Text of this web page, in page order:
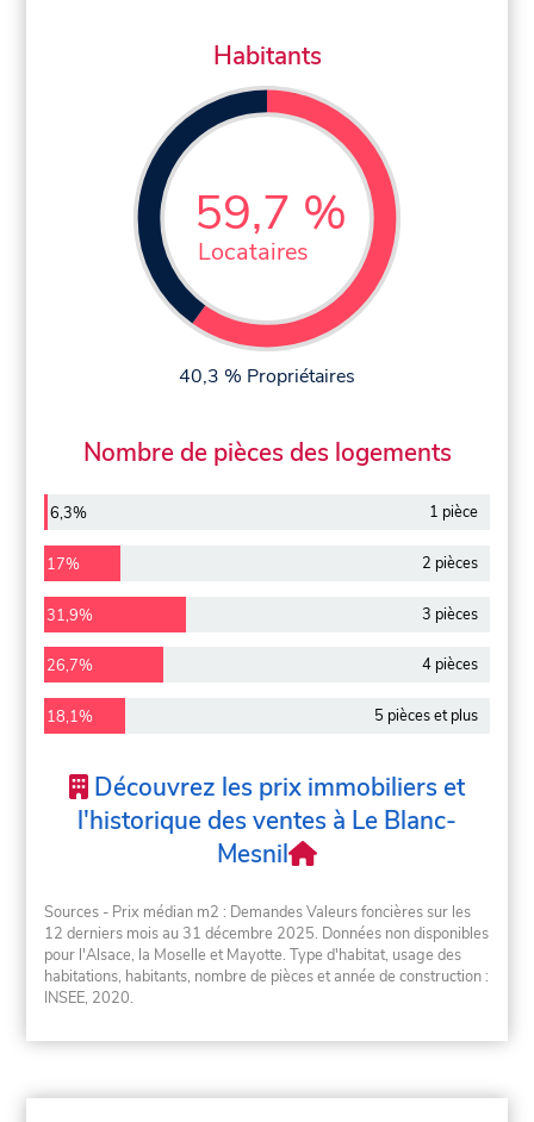
Habitants
59,7 %
Locataires
40,3 % Propriétaires
Nombre de pièces des logements
6,3% 1 pièce
17% 2 pièces
31,9% 3 pièces
26,7% 4 pièces
18,1% 5 pièces et plus
Découvrez les prix immobiliers et
l'historique des ventes à Le Blanc-
Mesnil
Sources - Prix médian m2 : Demandes Valeurs foncières sur les
12 derniers mois au 31 décembre 2025. Données non disponibles
pour l'Alsace, la Moselle et Mayotte. Type d'habitat, usage des
habitations, habitants, nombre de pièces et année de construction :
INSEE, 2020.